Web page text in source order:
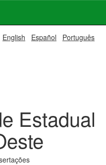
English Español Português
Estadual